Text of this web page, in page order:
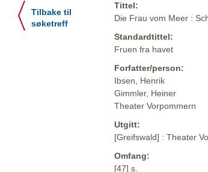
Tilbake til
søketreff
Tittel:
Die Frau vom Meer :
Standardtittel:
Fruen fra havet
Forfatter/person:
Ibsen, Henrik
Gimmler, Heiner
Theater Vorpommern
Utgitt:
[Greifswald] : Theater
Omfang:
[47] s.